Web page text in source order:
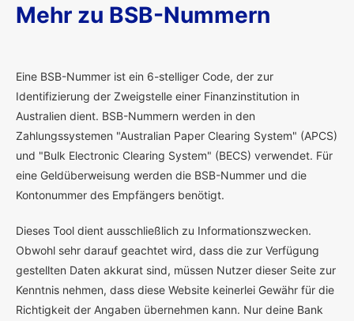
Mehr zu BSB-Nummern
Eine BSB-Nummer ist ein 6-stelliger Code, der zur
Identifizierung der Zweigstelle einer Finanzinstitution in
Australien dient. BSB-Nummern werden in den
Zahlungssystemen "Australian Paper Clearing System" (APCS)
und "Bulk Electronic Clearing System" (BECS) verwendet. Für
eine Geldüberweisung werden die BSB-Nummer und die
Kontonummer des Empfängers benötigt.
Dieses Tool dient ausschließlich zu Informationszwecken.
Obwohl sehr darauf geachtet wird, dass die zur Verfügung
gestellten Daten akkurat sind, müssen Nutzer dieser Seite zur
Kenntnis nehmen, dass diese Website keinerlei Gewähr für die
Richtigkeit der Angaben übernehmen kann. Nur deine Bank